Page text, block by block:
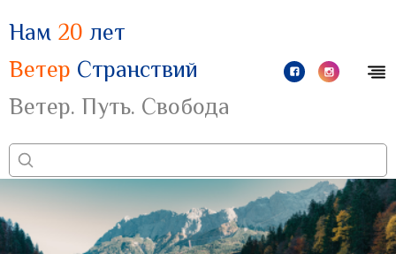
Нам 20 лет
Ветер Странствий
Ветер. Путь. Свобода